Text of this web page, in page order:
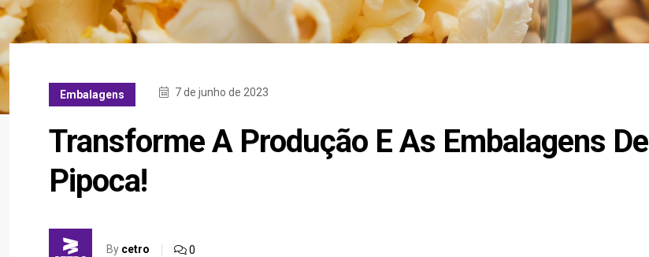
Embalagens 7 de junho de 2023
Transforme A Produção E As Embalagens De
Pipoca!
By cetro 0